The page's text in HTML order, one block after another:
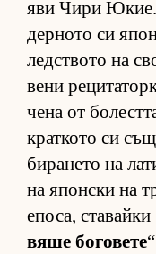
яви Чири
дер­ното си
лед­с­твото на
вени
чена от
крат­кото си
би­ра­нето на
на япон­ски на
епо­са, ста­вайки
вяше бо­го­вете